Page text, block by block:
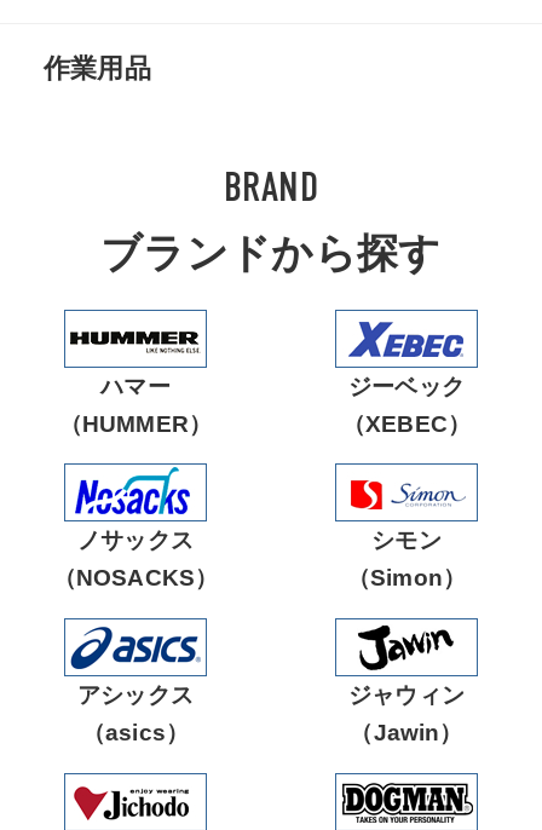
半袖シャツ
つなぎ服 鳶服
インナー トレーナー
カッパ 医療・介護
ヤッケ
軽作業靴
中敷き
防塵マスク
安全帯 ヘルメット
安全ベスト 防炎保護製品
防音保護具 防音保護具
作業用品
ベルト エプロン
祭り用品 小物
電子機器 空調服部品
ヒート部品
BRAND
ブランドから探す
ハマー
（HUMMER）
ジーベック
（XEBEC）
ノサックス
（NOSACKS）
シモン
（Simon）
アシックス
（asics）
ジャウィン
（Jawin）